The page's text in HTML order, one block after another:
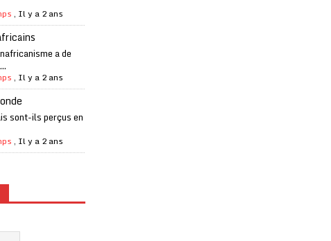
, Il y a 2 ans
a de
, Il y a 2 ans
sont-ils perçus en
, Il y a 2 ans